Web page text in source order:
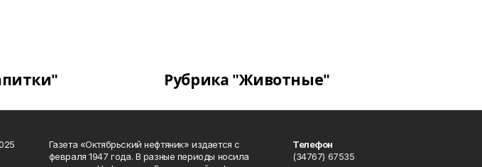
Рубрика "Животные"
Газета «Октябрьский нефтяник» издается с
февраля 1947 года. В разные периоды носила
Телефон
(34767) 67535